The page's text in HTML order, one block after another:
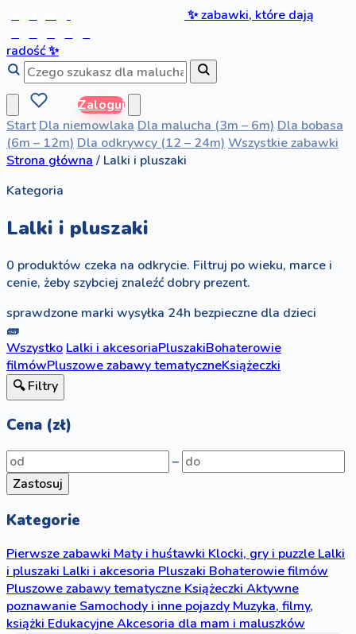
✨zabawki, które dają
radość✨
Zaloguj
Start Dla niemowlaka Dla malucha (3m – 6m) Dla bobasa
(6m – 12m) Dla odkrywcy (12 – 24m) Wszystkie zabawki
Strona główna / Lalki i pluszaki
Kategoria
Lalki i pluszaki
0 produktów czeka na odkrycie. Filtruj po wieku, marce i
cenie, żeby szybciej znaleźć dobry prezent.
sprawdzone marki wysyłka 24h bezpieczne dla dzieci
🧱
Wszystko Lalki i akcesoriaPluszakiBohaterowie
filmówPluszowe zabawy tematyczneKsiążeczki
🔍 Filtry
Cena (zł)
–
Zastosuj
Kategorie
Pierwsze zabawkiMaty i huśtawkiKlocki, gry i puzzleLalki
i pluszakiLalki i akcesoriaPluszakiBohaterowie filmów
Pluszowe zabawy tematyczneKsiążeczkiAktywne
poznawanieSamochody i inne pojazdyMuzyka, filmy,
książkiEdukacyjneAkcesoria dla mam i maluszków